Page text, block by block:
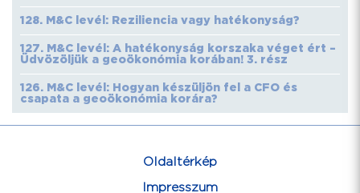
128. M&C levél: Reziliencia vagy hatékonyság?
127. M&C levél: A hatékonyság korszaka véget ért –
Üdvözöljük a geoökonómia korában! 3. rész
126. M&C levél: Hogyan készüljön fel a CFO és
csapata a geoökonómia korára?
Oldaltérkép
Impresszum